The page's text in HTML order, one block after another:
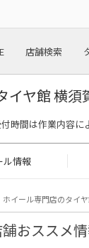
店舗検索
イヤ館 横須
時間は作業内容に
ル情報
ホイール専門店のタイ
おススメ